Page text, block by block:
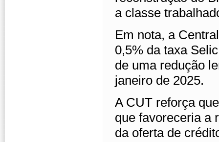
a classe
Em nota, a
0,5% da taxa
de uma redução
janeiro de 2025.
A CUT reforça
que favoreceria a
da oferta de